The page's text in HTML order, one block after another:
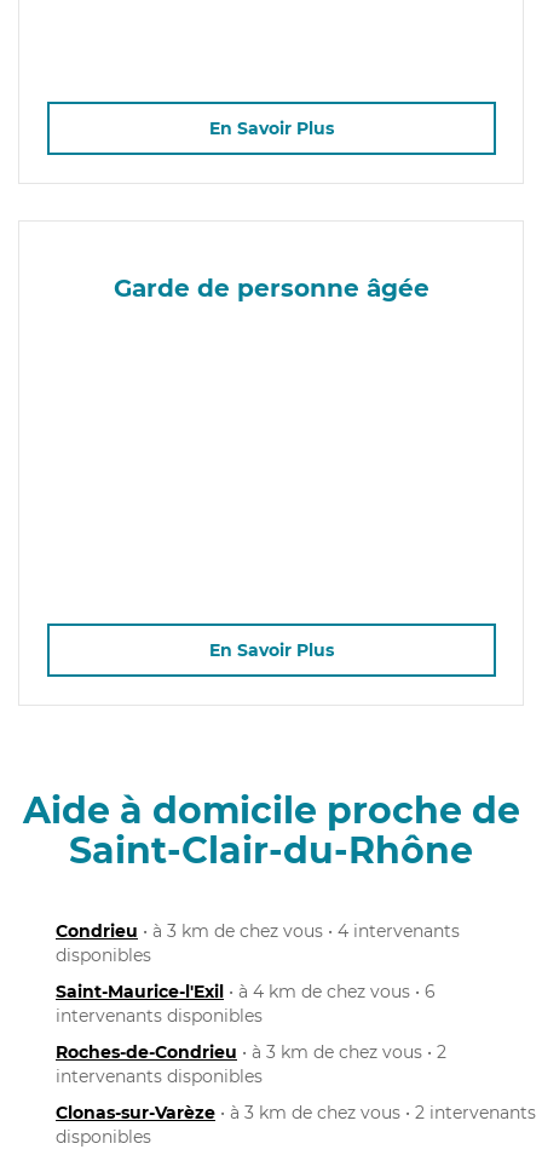
En Savoir Plus
Garde de personne âgée
En Savoir Plus
Aide à domicile proche de
Saint-Clair-du-Rhône
Condrieu • à 3 km de chez vous • 4 intervenants
disponibles
Saint-Maurice-l'Exil • à 4 km de chez vous • 6
intervenants disponibles
Roches-de-Condrieu • à 3 km de chez vous • 2
intervenants disponibles
Clonas-sur-Varèze • à 3 km de chez vous • 2 intervenants
disponibles